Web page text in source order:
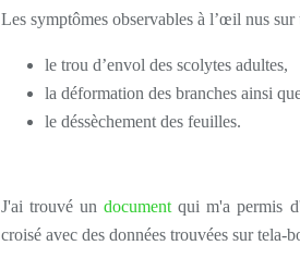
Les symptômes observables à l’œil nus sur
le trou d’envol des scolytes adultes,
la déformation des branches ainsi
le déssèchement des feuilles.
J'ai trouvé undocumentqui m'a permis
croisé avec des données trouvées sur tela-